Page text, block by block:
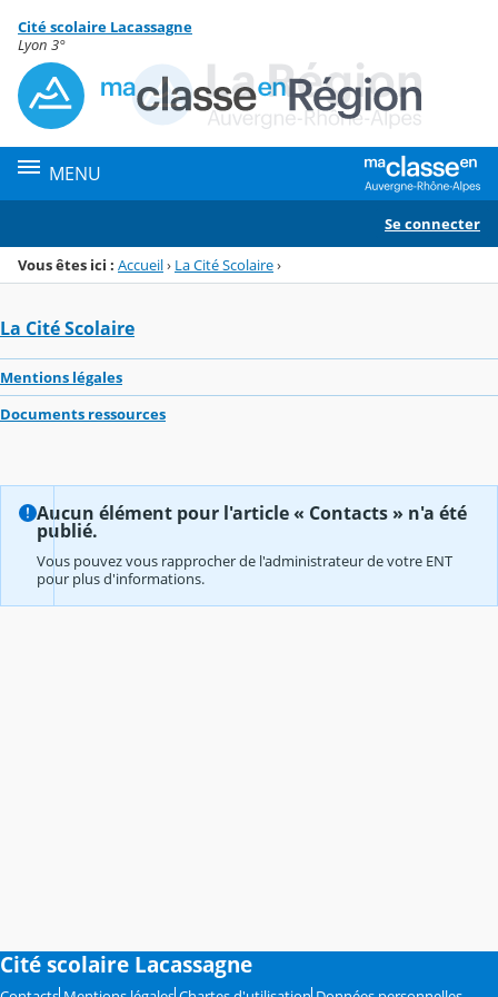
Menu de la rubrique
Contenu
Cité scolaire Lacassagne
Lyon 3°
MENU
Se connecter
Vous êtes ici : Accueil› La Cité Scolaire›
La Cité Scolaire
Mentions légales
Documents ressources
Aucun élément pour l'article « Contacts » n'a été
publié.
Vous pouvez vous rapprocher de l'administrateur de votre ENT
pour plus d'informations.
Cité scolaire Lacassagne